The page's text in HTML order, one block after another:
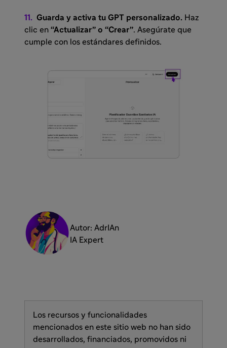
11. Guarda y activa tu GPT personalizado. Haz
clic en “Actualizar” o “Crear”. Asegúrate que
cumple con los estándares definidos.
Autor: AdrIAn
IA Expert
Los recursos y funcionalidades
mencionados en este sitio web no han sido
desarrollados, financiados, promovidos ni